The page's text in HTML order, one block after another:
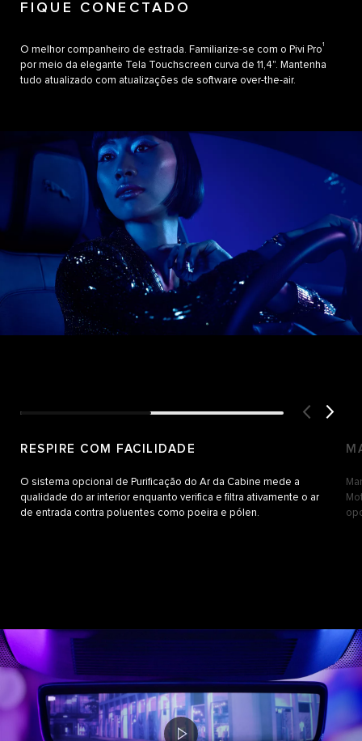
FIQUE CONECTADO
O melhor companheiro de estrada. Familiarize-se com o Pivi Pro1
por meio da elegante Tela Touchscreen curva de 11,4". Mantenha
tudo atualizado com atualizações de software over-the-air.
RESPIRE COM FACILIDADE
O sistema opcional de Purificação do Ar da Cabine mede a
qualidade do ar interior enquanto verifica e filtra ativamente o ar
de entrada contra poluentes como poeira e pólen.